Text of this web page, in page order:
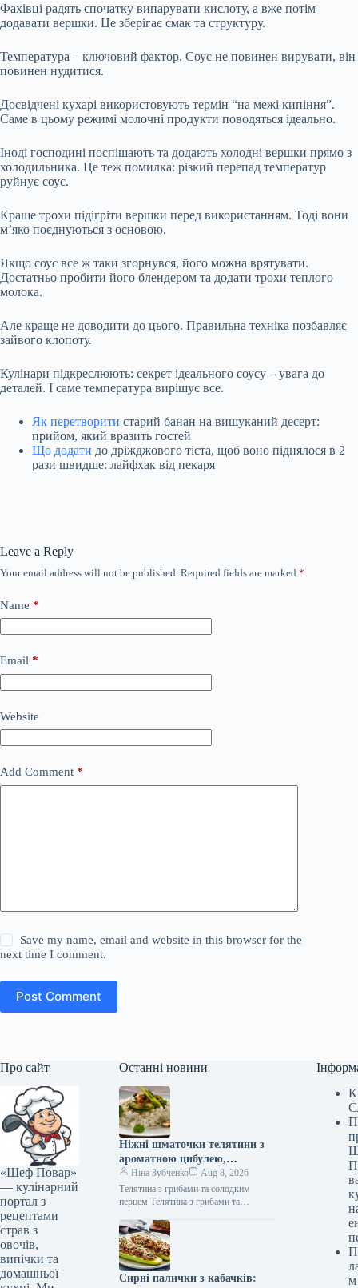
Фахівці радять спочатку випарувати кислоту, а вже потім
додавати вершки. Це зберігає смак та структуру.
Температура – ключовий фактор. Соус не повинен вирувати, він
повинен нудитися.
Досвідчені кухарі використовують термін “на межі кипіння”.
Саме в цьому режимі молочні продукти поводяться ідеально.
Іноді господині поспішають та додають холодні вершки прямо з
холодильника. Це теж помилка: різкий перепад температур
руйнує соус.
Краще трохи підігріти вершки перед використанням. Тоді вони
м’яко поєднуються з основою.
Якщо соус все ж таки згорнувся, його можна врятувати.
Достатньо пробити його блендером та додати трохи теплого
молока.
Але краще не доводити до цього. Правильна техніка позбавляє
зайвого клопоту.
Кулінари підкреслюють: секрет ідеального соусу – увага до
деталей. І саме температура вирішує все.
Як перетворити старий банан на вишуканий десерт:
прийом, який вразить гостей
Що додати до дріжджового тіста, щоб воно піднялося в 2
рази швидше: лайфхак від пекаря
Leave a Reply
Your email address will not be published. Required fields are marked *
Name *
Email *
Website
Add Comment *
Save my name, email and website in this browser for the
next time I comment.
Post Comment
Про сайт
«Шеф Повар»
— кулінарний
портал з
рецептами
страв з
овочів,
випічки та
домашньої
Останні новини
Ніжні шматочки телятини з
ароматною цибулею,
соковитими грибами та
солодким болгарським
перцем: швидкий рецепт за
Ніна Зубченко
Aug 8, 2026
Телятина з грибами та солодким
перцем Телятина з грибами та
Телятина з печерицями та болгарським
перцем…
Сирні палички з кабачків:
м